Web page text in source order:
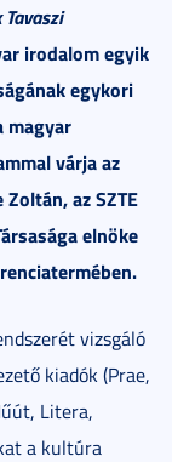
Tavaszi
irodalom egyik
egykori
magyar
várja az
az SZTE
elnöke
vizsgáló
kiadók (Prae,
Litera,
a kultúra